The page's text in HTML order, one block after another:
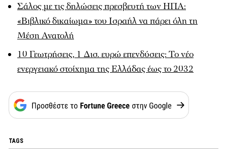
Σάλος με τις δηλώσεις πρεσβευτή των ΗΠΑ:
«Βιβλικό δικαίωμα» του Ισραήλ να πάρει όλη τη
Μέση Ανατολή
10 Γεωτρήσεις, 1 Δισ. ευρώ επενδύσεις: Το νέο
ενεργειακό στοίχημα της Ελλάδας έως το 2032
TAGS